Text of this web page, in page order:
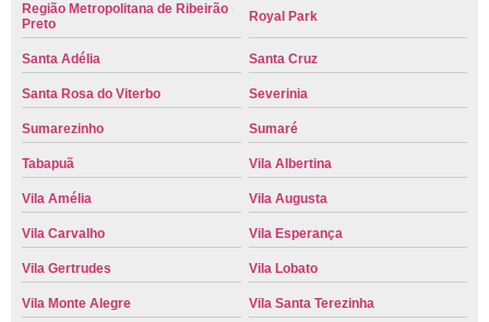
Região Metropolitana de Ribeirão
Preto
Royal Park
Santa Adélia Santa Cruz
Santa Rosa do Viterbo Severinia
Sumarezinho Sumaré
Tabapuã Vila Albertina
Vila Amélia Vila Augusta
Vila Carvalho Vila Esperança
Vila Gertrudes Vila Lobato
Vila Monte Alegre Vila Santa Terezinha